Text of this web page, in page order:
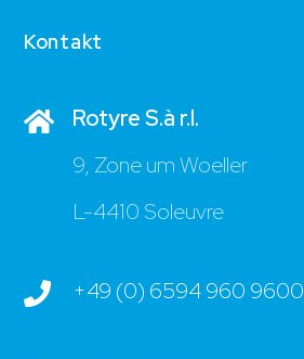
Kontakt
Rotyre S.à r.l.
9, Zone um Woeller
L-4410 Soleuvre
+49 (0) 6594 960 9600